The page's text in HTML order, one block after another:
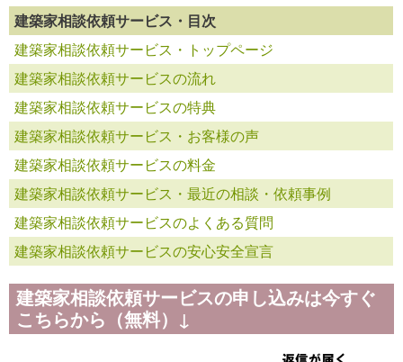
建築家相談依頼サービス・目次
建築家相談依頼サービス・トップページ
建築家相談依頼サービスの流れ
建築家相談依頼サービスの特典
建築家相談依頼サービス・お客様の声
建築家相談依頼サービスの料金
建築家相談依頼サービス・最近の相談・依頼事例
建築家相談依頼サービスのよくある質問
建築家相談依頼サービスの安心安全宣言
建築家相談依頼サービスの申し込みは今すぐ
こちらから（無料）↓